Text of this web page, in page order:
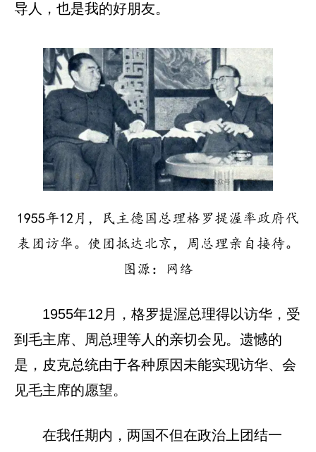
导人，也是我的好朋友。
1955年12月，民主德国总理格罗提渥率政府代
表团访华。使团抵达北京，周总理亲自接待。
图源：网络
1955年12月，格罗提渥总理得以访华，受
到毛主席、周总理等人的亲切会见。遗憾的
是，皮克总统由于各种原因未能实现访华、会
见毛主席的愿望。
在我任期内，两国不但在政治上团结一